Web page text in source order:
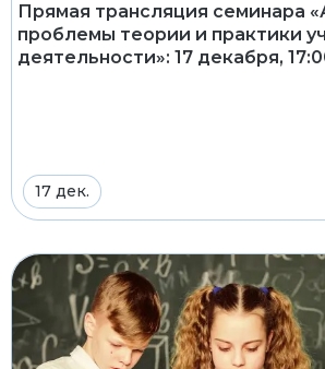
Прямая трансляция семинара
проблемы теории и практики
деятельности»: 17 декабря,
17 дек.